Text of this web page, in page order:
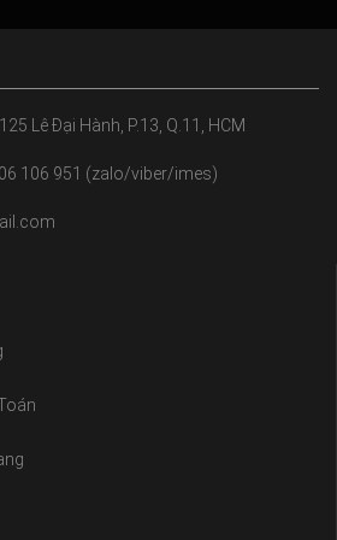
Lê Đại Hành, P.13, Q.11, HCM
106 951 (zalo/viber/imes)